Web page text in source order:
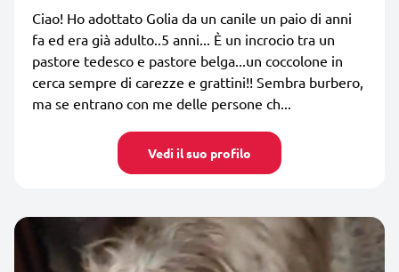
Ciao! Ho adottato Golia da un canile un paio di anni
fa ed era già adulto..5 anni... È un incrocio tra un
pastore tedesco e pastore belga...un coccolone in
cerca sempre di carezze e grattini!! Sembra burbero,
ma se entrano con me delle persone ch...
Vedi il suo profilo